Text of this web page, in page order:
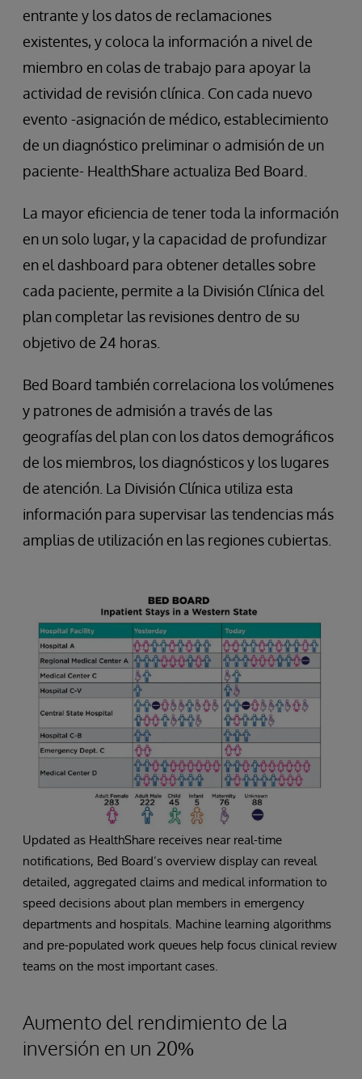
entrante y los datos de reclamaciones
existentes, y coloca la información a nivel de
miembro en colas de trabajo para apoyar la
actividad de revisión clínica. Con cada nuevo
evento -asignación de médico, establecimiento
de un diagnóstico preliminar o admisión de un
paciente- HealthShare actualiza Bed Board.
La mayor eficiencia de tener toda la información
en un solo lugar, y la capacidad de profundizar
en el dashboard para obtener detalles sobre
cada paciente, permite a la División Clínica del
plan completar las revisiones dentro de su
objetivo de 24 horas.
Bed Board también correlaciona los volúmenes
y patrones de admisión a través de las
geografías del plan con los datos demográficos
de los miembros, los diagnósticos y los lugares
de atención. La División Clínica utiliza esta
información para supervisar las tendencias más
amplias de utilización en las regiones cubiertas.
Updated as HealthShare receives near real-time
notifications, Bed Board’s overview display can reveal
detailed, aggregated claims and medical information to
speed decisions about plan members in emergency
departments and hospitals. Machine learning algorithms
and pre-populated work queues help focus clinical review
teams on the most important cases.
Aumento del rendimiento de la
inversión en un 20%